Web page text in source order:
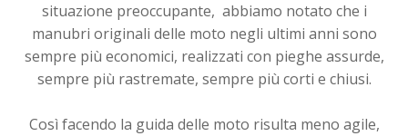
situazione preoccupante, abbiamo notato che i
manubri originali delle moto negli ultimi anni sono
sempre più economici, realizzati con pieghe assurde,
sempre più rastremate, sempre più corti e chiusi.
Così facendo la guida delle moto risulta meno agile,